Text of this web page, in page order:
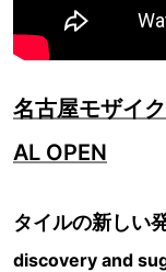
名古屋モザイ
AL OPEN
タイルの新しい
discovery and